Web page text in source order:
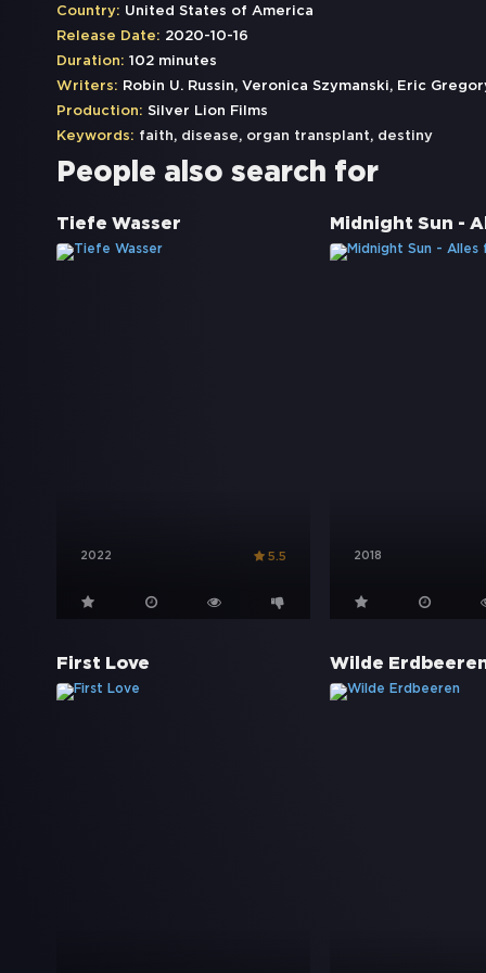
Country: United States of America
Release Date: 2020-10-16
Duration: 102 minutes
Writers: Robin U. Russin, Veronica Szymanski, Eric
Production: Silver Lion Films
Keywords: faith, disease, organ transplant, destiny
People also search for
Tiefe Wasser
2022 5.5 2018
First Love Wilde